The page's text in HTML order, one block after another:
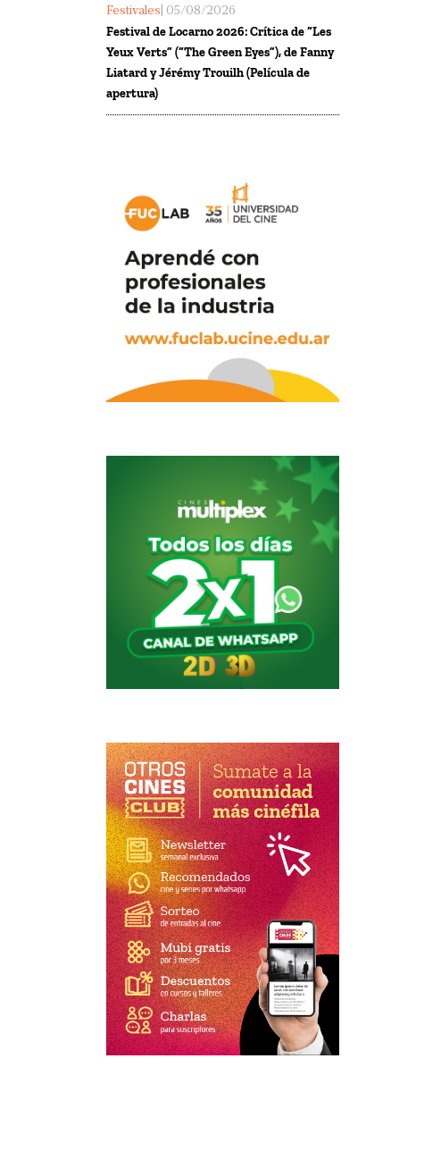
Festivales | 05/08/2026
Festival de Locarno 2026: Crítica de “Les
Yeux Verts” (“The Green Eyes”), de Fanny
Liatard y Jérémy Trouilh (Película de
apertura)